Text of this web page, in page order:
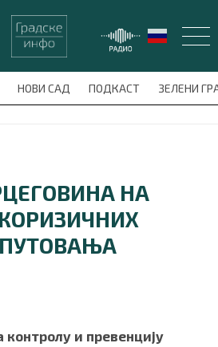
НОВИ САД ПОДКАСТ ЗЕЛЕНИ
wp_filter_object_list(
НА
и превенцију